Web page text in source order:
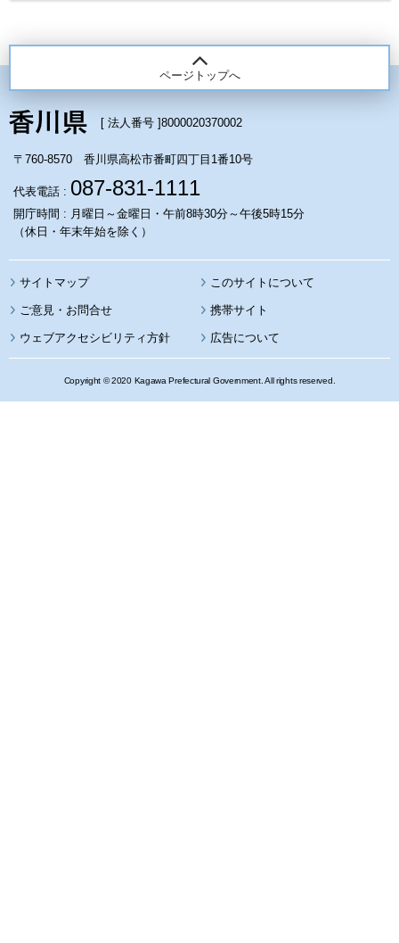
ページトップへ
[ 法人番号 ]8000020370002
〒760-8570 香川県高松市番町四丁目1番10号
代表電話 : 087-831-1111
開庁時間 : 月曜日～金曜日・午前8時30分～午後5時15分
（休日・年末年始を除く）
サイトマップ このサイトについて
携帯サイト
ウェブアクセシビリティ方針 広告について
Copyright © 2020 Kagawa Prefectural Government. All rights reserved.